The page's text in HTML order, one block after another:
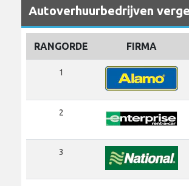
Autoverhuurbedrijven
RANGORDE FIRMA
1
2
3